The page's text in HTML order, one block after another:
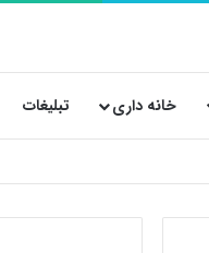
خانه داری تبلیغات